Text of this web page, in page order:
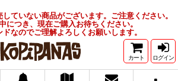
ていない商品がございます。ご注意ください。
につき、現在ご購入お待ちください。
ドなのでご理解よろしくお願いします。
カート ログイン